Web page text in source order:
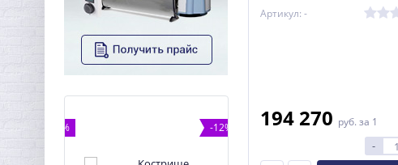
-12% %
Артикул: -
194 270 руб. за 1
-